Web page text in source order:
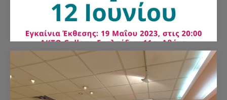
C.P.C @ AKTO Gallery / Photometria Festival